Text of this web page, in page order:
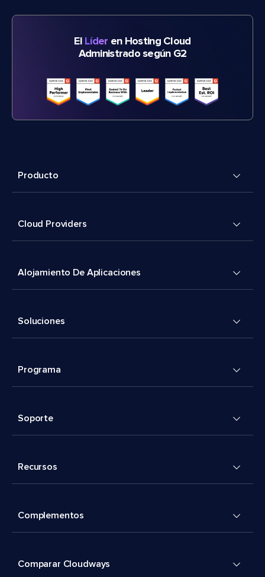
El Líder en Hosting Cloud
Administrado según G2
Producto
Cloud Providers
Alojamiento De Aplicaciones
Soluciones
Programa
Soporte
Recursos
Complementos
Comparar Cloudways